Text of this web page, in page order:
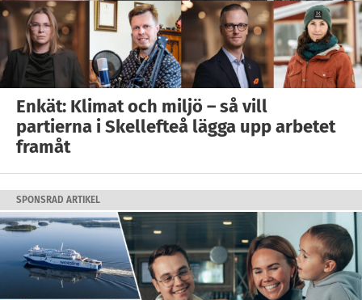
Enkät: Klimat och miljö – så vill
partierna i Skellefteå lägga upp arbetet
framåt
SPONSRAD ARTIKEL